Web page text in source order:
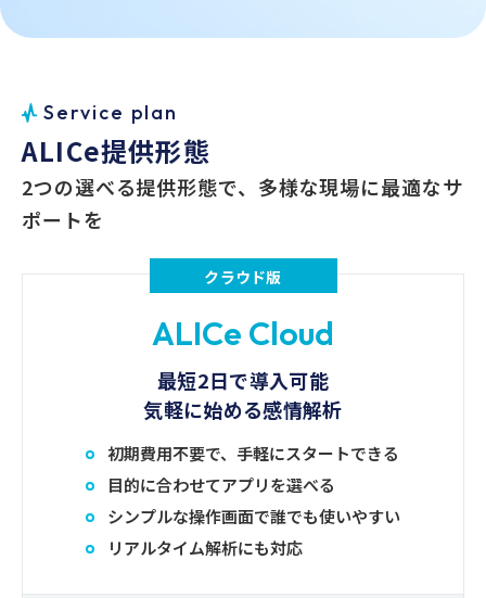
急にネガティブに傾いた」といった具体的な改
上記のように、顧客やオペレーターの応対内容と
感情傾向から自動でレポートを出力できます。こ
の仕組みにより、従来はスーパーバイザーや品質
担当が膨大な時間をかけて行っていたモニタリン
グ・評価・指導のプロセスを、AIが自動で下支え
します。属人的だった品質評価が標準化され、オ
想定される効果として、
品質の平準化： 評価基準がAIによって標準化さ
れ、評価の一貫性と公平性の担保
想像
(imagination)
躊躇 不安
※ライセンスにより出力される感情パラメータの数は異なります。
携により、会話の要約やキーワード検出をリアル
タイムで補完。例えば、顧客が「料金」「解約」
「トラブル」といったネガティブワードを発した
際に、同時に「stress」「Aggression」が高まっ
ていれば、単なるキーワード以上に強い離反リス
クとして検知可能です。
この「テキスト×感情」の組み合わせにより、会
顧客の主張内容を簡潔にまとめ、会話全体の流
れを把握。顧客が行った申告を要点化し、不自
然な点や矛盾が整理されます。例えば「説明の
一貫性が欠如、損害発生の正確な時間・場所に
ついても不確か、感情から「不正確さ」「不信
されている」などのコメントが出力されるた
め、調査担当者は長時間の音声を聞き返さずと
申告の要点を即座に確認できます。
2.リスク評価
発言の矛盾や感情の揺れをもとに、どこにリス
クが潜んでいるかを明確にします。「不正確
さ」や「不信感」といった感情の検出回数から
申告の信頼性を評価し、損害場所や発生時間に
Service plan
ALICe提供形態
2つの選べる提供形態で、多様な現場に最適なサ
ポートを
クラウド版
ALICe Cloud
最短2日で導入可能
気軽に始める感情解析
初期費用不要で、手軽にスタートできる
目的に合わせてアプリを選べる
シンプルな操作画面で誰でも使いやすい
リアルタイム解析にも対応